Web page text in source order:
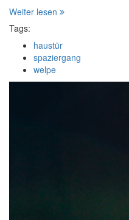
Weiter lesen
Tags:
haustür
spaziergang
welpe